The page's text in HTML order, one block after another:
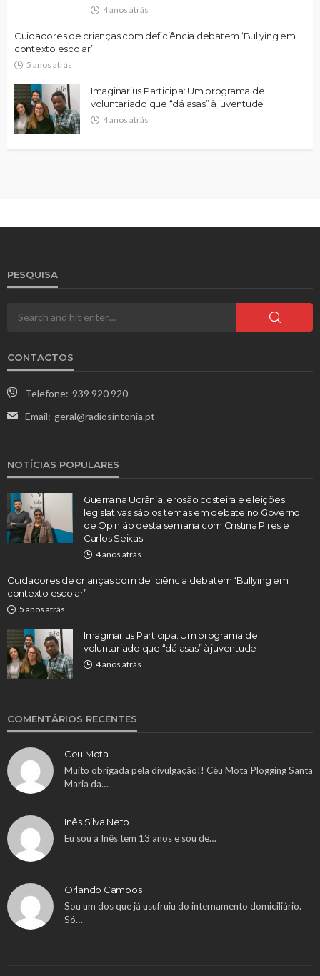
4 anos atrás
Cuidadores de crianças com deficiência debatem ‘Bullying em
contexto escolar’
5 anos atrás
Imaginarius Participa: Um programa de
voluntariado que “dá asas” à juventude
4 anos atrás
PESQUISA
CONTACTOS
Telefone: 939 920 920
Email: geral@radiosintonia.pt
NOTÍCIAS POPULARES
Guerra na Ucrânia, erosão costeira e eleições
legislativas são os temas em debate no Governo
de Opinião desta semana com Cristina Pires e
Carlos Seixas
4 anos atrás
Cuidadores de crianças com deficiência debatem ‘Bullying em
contexto escolar’
5 anos atrás
Imaginarius Participa: Um programa de
voluntariado que “dá asas” à juventude
4 anos atrás
COMENTÁRIOS RECENTES
Ceu Mota
Muito obrigada pela divulgação!! Céu Mota Plogging Santa
Maria da…
Inês Silva Neto
Eu sou a Inês tem 13 anos e sou de…
Orlando Campos
Sou um dos que já usufruiu do internamento domiciliário.
Só…